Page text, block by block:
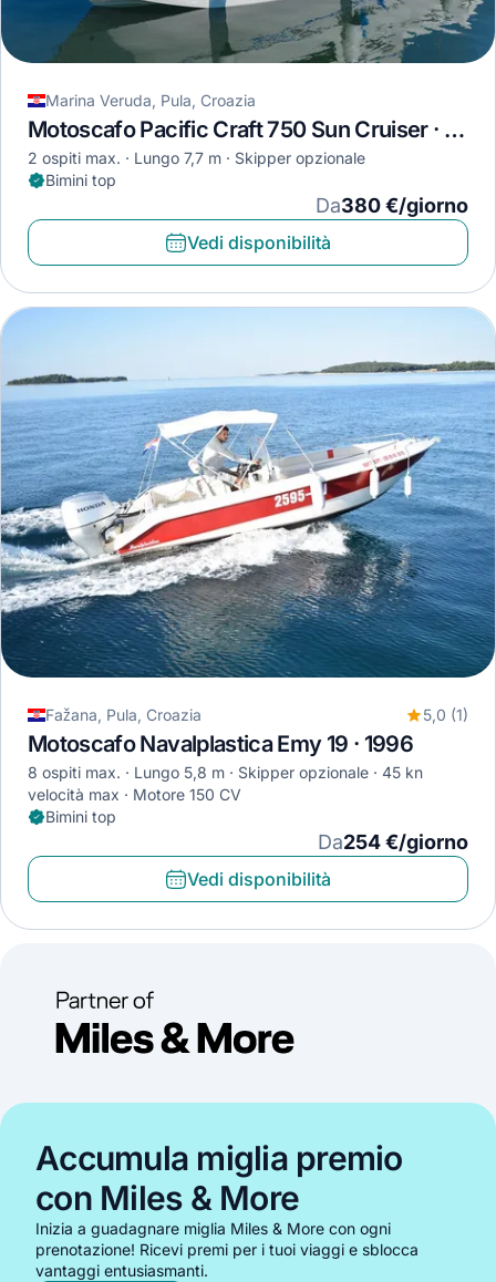
Marina Veruda, Pula, Croazia
Motoscafo Pacific Craft 750 Sun Cruiser · 2022
2 ospiti max. Lungo 7,7 m
Skipper opzionale
Bimini top
Da380 €/giorno
Vedi disponibilità
Fažana, Pula, Croazia 5,0 (1)
Motoscafo Navalplastica Emy 19 · 1996
8 ospiti max. Lungo 5,8 m Skipper opzionale
45 kn
velocità max
Motore 150 CV
Bimini top
Da254 €/giorno
Vedi disponibilità
Accumula miglia premio
con Miles & More
Inizia a guadagnare miglia Miles & More con ogni
prenotazione! Ricevi premi per i tuoi viaggi e sblocca
vantaggi entusiasmanti.